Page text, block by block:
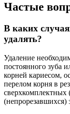
Частые
В каких
удалять?
Удаление
постоянного зуба
корней кариесом,
перелом корня в